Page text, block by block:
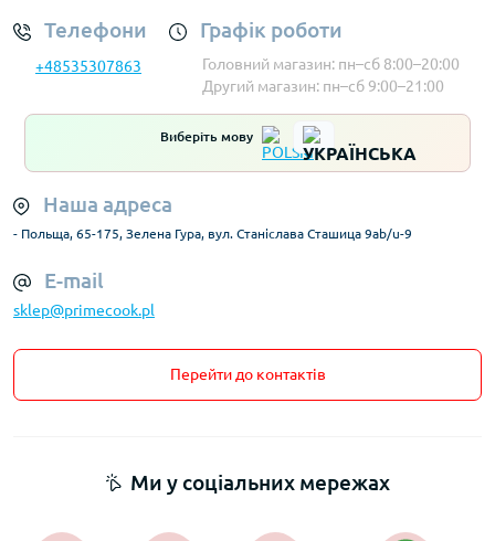
Телефони
+48535307863
Графік роботи
Головний магазин: пн–сб 8:00–20:00
Другий магазин: пн–сб 9:00–21:00
Виберіть мову
Наша адреса
- Польща, 65-175, Зелена Гура, вул. Станіслава Сташица 9ab/u-9
E-mail
sklep@primecook.pl
Перейти до контактів
Ми у соціальних мережах